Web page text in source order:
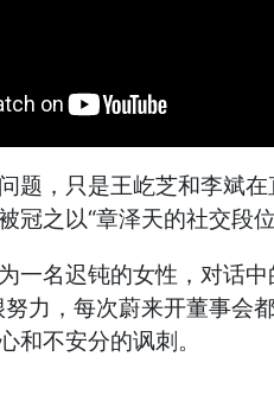
题，只是王屹芝和李斌
冠之以“章泽天的社交段
一名迟钝的女性，对话
努力，每次蔚来开董事会
和不安分的讽刺。